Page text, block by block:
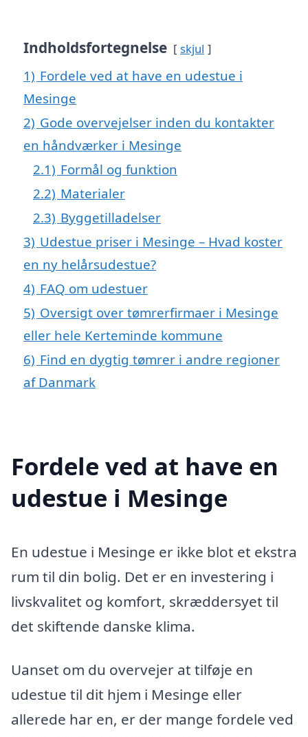
Indholdsfortegnelse skjul
1) Fordele ved at have en udestue i
Mesinge
2) Gode overvejelser inden du kontakter
en håndværker i Mesinge
2.1) Formål og funktion
2.2) Materialer
2.3) Byggetilladelser
3) Udestue priser i Mesinge – Hvad koster
en ny helårsudestue?
4) FAQ om udestuer
5) Oversigt over tømrerfirmaer i Mesinge
eller hele Kerteminde kommune
6) Find en dygtig tømrer i andre regioner
af Danmark
Fordele ved at have en
udestue i Mesinge
En udestue i Mesinge er ikke blot et ekstra
rum til din bolig. Det er en investering i
livskvalitet og komfort, skræddersyet til
det skiftende danske klima.
Uanset om du overvejer at tilføje en
udestue til dit hjem i Mesinge eller
allerede har en, er der mange fordele ved